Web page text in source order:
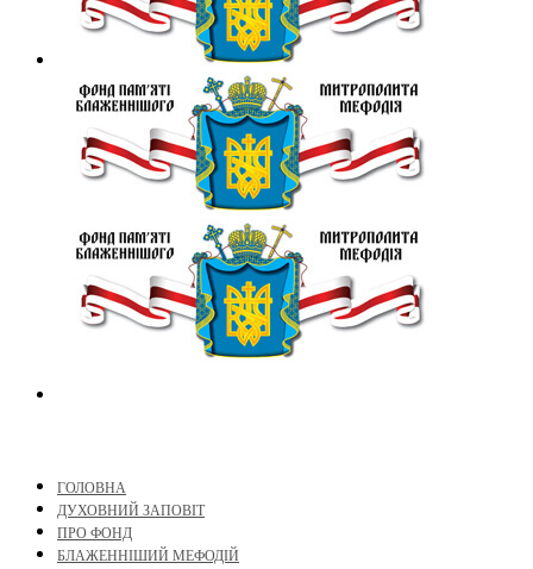
ГОЛОВНА
ДУХОВНИЙ ЗАПОВІТ
ПРО ФОНД
БЛАЖЕННІШИЙ МЕФОДІЙ